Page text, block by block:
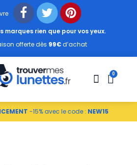
marques rien que pour vos yeux.
offerte dès 99€d’achat
-15% avec le code : NEW15